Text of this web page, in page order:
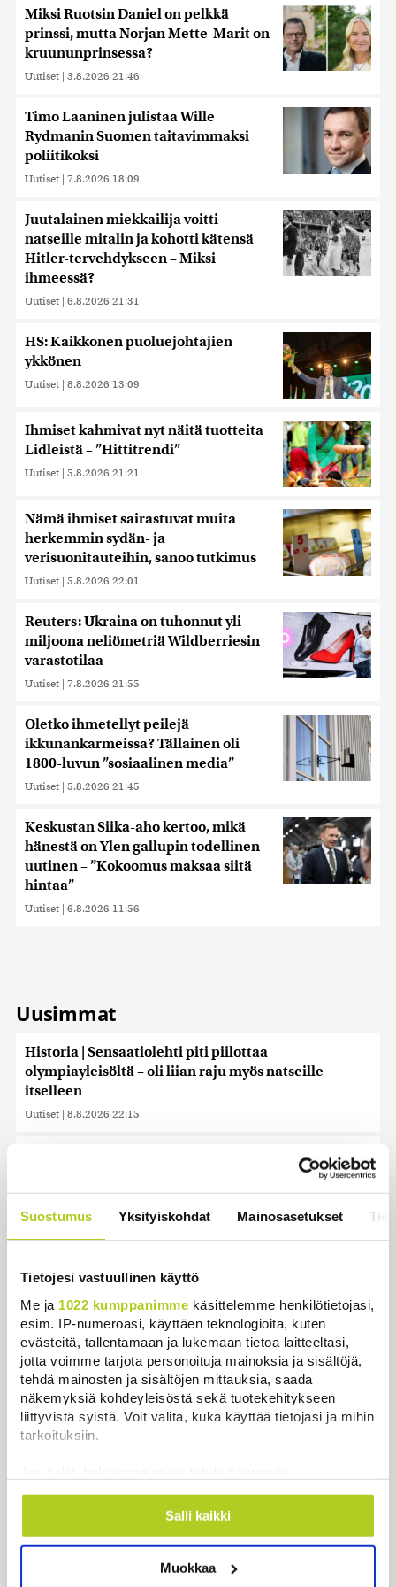
Suostumus Yksityiskohdat Mainosasetukset
Tietojesi vastuullinen käyttö
Me ja 1022 kumppanimme käsittelemme henkilötietojasi,
esim. IP-numeroasi, käyttäen teknologioita, kuten
evästeitä, tallentamaan ja lukemaan tietoa laitteeltasi,
jotta voimme tarjota personoituja mainoksia ja sisältöjä,
tehdä mainosten ja sisältöjen mittauksia, saada
näkemyksiä kohdeyleisöstä sekä tuotekehitykseen
liittyvistä syistä. Voit valita, kuka käyttää tietojasi ja mihin
tarkoituksiin.
Kerätä tietoja maantieteellisestä sijainnistasi,
mahdollisesti muutaman metrin tarkkuudella
ominaispiirteitä aktiivisesti (sormenjäljen
Salli kaikki
Muokkaa
Miksi Ruotsin Daniel on pelkkä
prinssi, mutta Norjan Mette-Marit on
kruununprinsessa?
Uutiset | 3.8.2026 21:46
Timo Laaninen julistaa Wille
Rydmanin Suomen taitavimmaksi
poliitikoksi
Uutiset | 7.8.2026 18:09
Juutalainen miekkailija voitti
natseille mitalin ja kohotti kätensä
Hitler-tervehdykseen – Miksi
ihmeessä?
Uutiset | 6.8.2026 21:31
HS: Kaikkonen puoluejohtajien
ykkönen
Uutiset | 8.8.2026 13:09
Ihmiset kahmivat nyt näitä tuotteita
Lidleistä – ”Hittitrendi”
Uutiset | 5.8.2026 21:21
Nämä ihmiset sairastuvat muita
herkemmin sydän- ja
verisuonitauteihin, sanoo tutkimus
Uutiset | 5.8.2026 22:01
Reuters: Ukraina on tuhonnut yli
miljoona neliömetriä Wildberriesin
varastotilaa
Uutiset | 7.8.2026 21:55
Oletko ihmetellyt peilejä
ikkunankarmeissa? Tällainen oli
1800-luvun ”sosiaalinen media”
Uutiset | 5.8.2026 21:45
Keskustan Siika-aho kertoo, mikä
hänestä on Ylen gallupin todellinen
uutinen – ”Kokoomus maksaa siitä
hintaa”
Uutiset | 6.8.2026 11:56
Uusimmat
Historia | Sensaatiolehti piti piilottaa
olympiayleisöltä – oli liian raju myös natseille
itselleen
Uutiset | 8.8.2026 22:15
Helle kurittaa Pohjois-Koreaa – valtionmedia
Uutiset | 8.8.2026 22:06
WSJ: Saksassa löytynyt drooni oli todennäköisesti
Uutiset | 8.8.2026 16:19
Sikarutto tuo metsästysrajoituksia – vilkkain
metsästyskausi käynnistyy Suomessa
Uutiset | 8.8.2026 15:00
Bulgariassa on räjähtänyt drooni lähellä Romanian
rajaa
Ursa on myynyt ennätysmäärän pimennyslaseja
auringonpimennyksen edellä